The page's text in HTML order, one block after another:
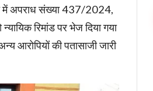
में अपराध संख्या 437/2024,
रिमांड पर भेज दिया गया
आरोपियों की पतासाजी जारी